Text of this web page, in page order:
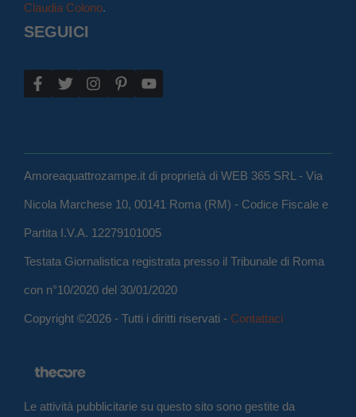
Claudia Colono.
SEGUICI
Amoreaquattrozampe.it di proprietà di WEB 365 SRL - Via
Nicola Marchese 10, 00141 Roma (RM) - Codice Fiscale e
Partita I.V.A. 12279101005
Testata Giornalistica registrata presso il Tribunale di Roma
con n°10/2020 del 30/01/2020
Copyright ©2026 - Tutti i diritti riservati - Contattaci
Le attività pubblicitarie su questo sito sono gestite da